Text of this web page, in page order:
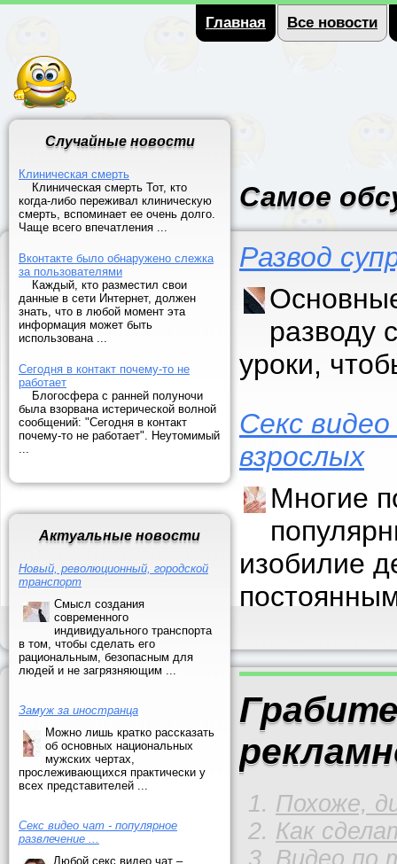
Главная Все новости
Случайные новости
Клиническая смерть
Клиническая смерть Тот, кто
когда-либо переживал клиническую
смерть, вспоминает ее очень долго.
Чаще всего впечатления ...
Вконтакте было обнаружено слежка
за пользователями
Каждый, кто разместил свои
данные в сети Интернет, должен
знать, что в любой момент эта
информация может быть
использована ...
Сегодня в контакт почему-то не
работает
Блогосфера с ранней полуночи
была взорвана истерической волной
сообщений: "Сегодня в контакт
почему-то не работает". Неутомимый
...
Актуальные новости
Новый, революционный, городской
транспорт
Смысл создания
современного
индивидуального транспорта
в том, чтобы сделать его
рациональным, безопасным для
людей и не загрязняющим ...
Замуж за иностранца
Можно лишь кратко рассказать
об основных национальных
мужских чертах,
прослеживающихся практически у
всех представителей ...
Секс видео чат - популярное
развлечение ...
Любой секс видео чат –
Самое
Развод
разводу
уроки,
Секс
взрослых
Многие
изобилие
Похоже,
Как
Видео по